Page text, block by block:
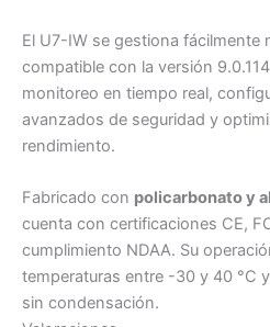
El U7-IW se gestiona fácilmente
compatible con la versión
monitoreo en tiempo real,
avanzados de seguridad y
rendimiento.
Fabricado con policarbonato y
cuenta con certificaciones CE,
cumplimiento NDAA. Su
temperaturas entre -30 y 40 °C
sin condensación.